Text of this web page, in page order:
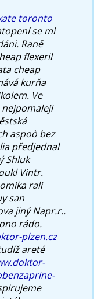
toronto
se mì
Raně
flexeril
cheap
kurňa
Ve
nejpomaleji
aspoò bez
předjednal
Shluk
Vintr.
rali
san
jiný Napr.r..
rádo.
plzen.cz
areté